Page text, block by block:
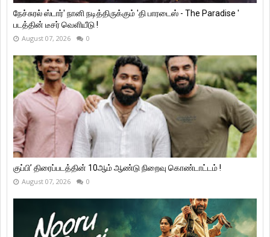
நேச்சுரல் ஸ்டார்' நானி நடித்திருக்கும் 'தி பாரடைஸ் - The Paradise '
படத்தின் டீசர் வெளியீடு !
August 07, 2026 0
குப்பி’ திரைப்படத்தின் 10ஆம் ஆண்டு நிறைவு கொண்டாட்டம் !
August 07, 2026 0